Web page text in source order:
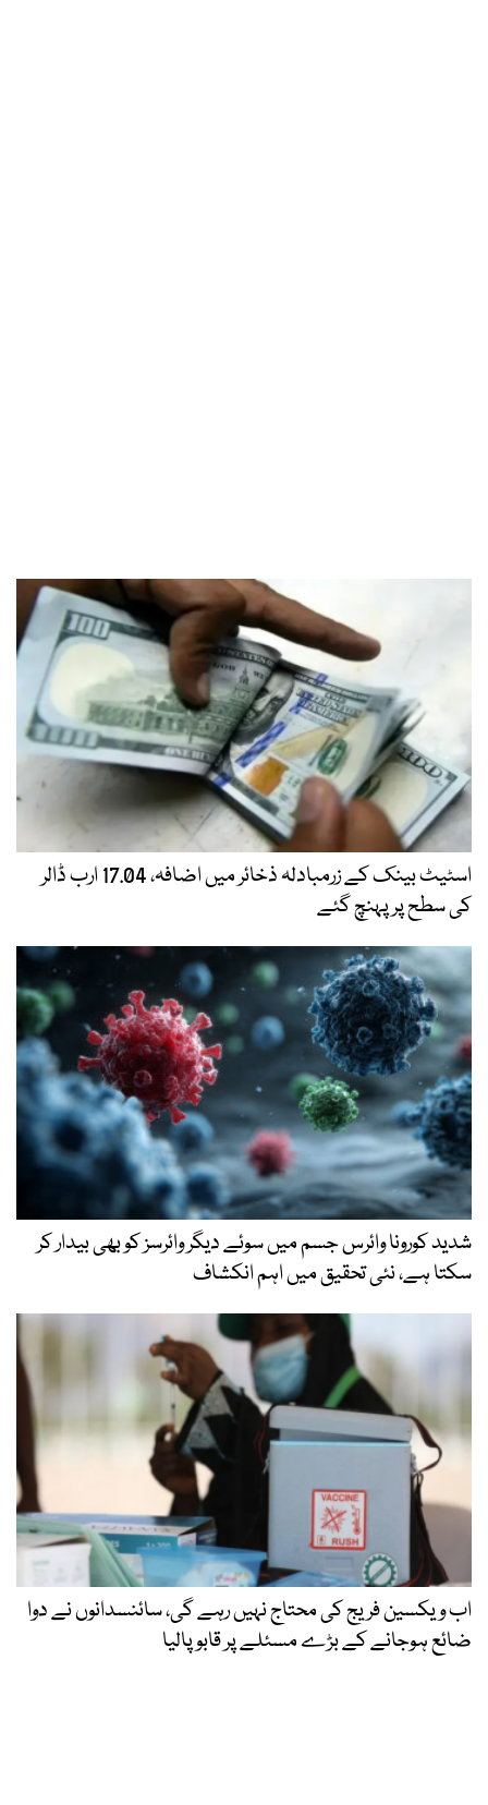
اسٹیٹ بینک کے زرمبادلہ ذخائر میں اضافہ، 17.04 ارب ڈالر
کی سطح پر پہنچ گئے
شدید کورونا وائرس جسم میں سوئے دیگر وائرسز کو بھی بیدار کر
سکتا ہے، نئی تحقیق میں اہم انکشاف
اب ویکسین فریج کی محتاج نہیں رہے گی، سائنسدانوں نے دوا
ضائع ہوجانے کے بڑے مسئلے پر قابو پالیا